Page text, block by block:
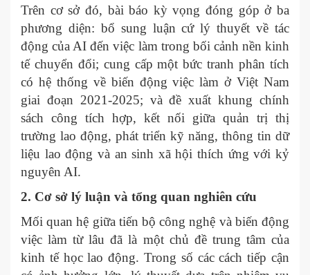
Trên cơ sở đó, bài báo kỳ vọng đóng góp ở ba
phương diện: bổ sung luận cứ lý thuyết về tác
động của AI đến việc làm trong bối cảnh nền kinh
tế chuyển đổi; cung cấp một bức tranh phân tích
có hệ thống về biến động việc làm ở Việt Nam
giai đoạn 2021-2025; và đề xuất khung chính
sách công tích hợp, kết nối giữa quản trị thị
trường lao động, phát triển kỹ năng, thông tin dữ
liệu lao động và an sinh xã hội thích ứng với kỷ
nguyên AI.
2. Cơ sở lý luận và tổng quan nghiên cứu
Mối quan hệ giữa tiến bộ công nghệ và biến động
việc làm từ lâu đã là một chủ đề trung tâm của
kinh tế học lao động. Trong số các cách tiếp cận